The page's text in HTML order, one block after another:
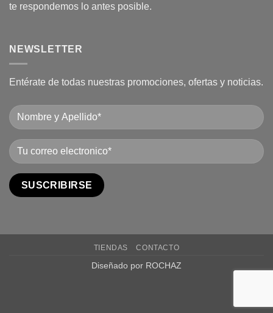
te respondemos lo antes posible.
NEWSLETTER
Entérate de todas nuestras promociones, ofertas y noticias.
TIENDAS CONTACTO
Diseñado por ROCHAZ